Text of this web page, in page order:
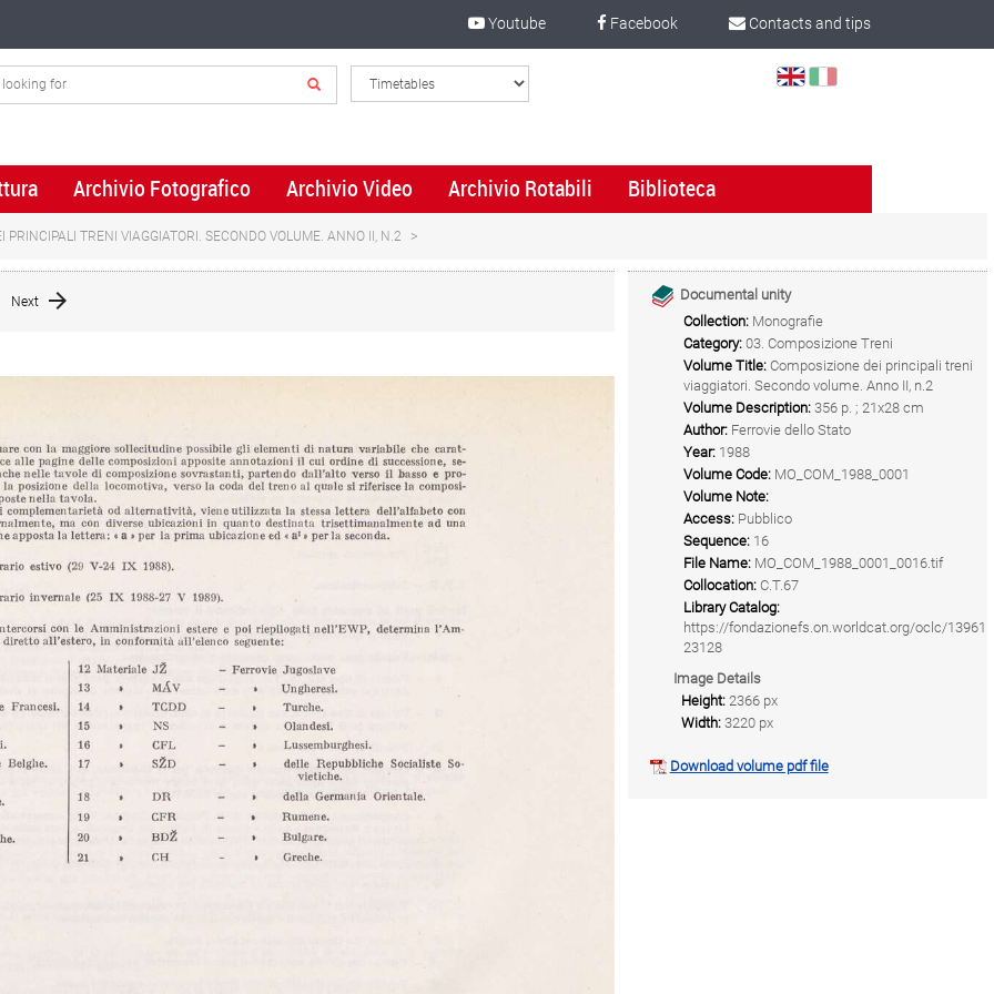
Contacts and tips
Facebook
Youtube
Select
Archivio Fotografico Archivio Video Archivio Rotabili Biblioteca
PRINCIPALI TRENI VIAGGIATORI. SECONDO VOLUME. ANNO II, N.2
Next
Documental unity
Collection: Monografie
Category: 03. Composizione Treni
Volume Title: Composizione dei principali treni
viaggiatori. Secondo volume. Anno II, n.2
Volume Description: 356 p. ; 21x28 cm
Author: Ferrovie dello Stato
Year: 1988
Volume Code: MO_COM_1988_0001
Volume Note:
Access: Pubblico
Sequence: 16
File Name: MO_COM_1988_0001_0016.tif
Collocation: C.T.67
Library Catalog:
https://fondazionefs.on.worldcat.org/oclc/13961
23128
Image Details
Height: 2366 px
Width: 3220 px
Download volume pdf file